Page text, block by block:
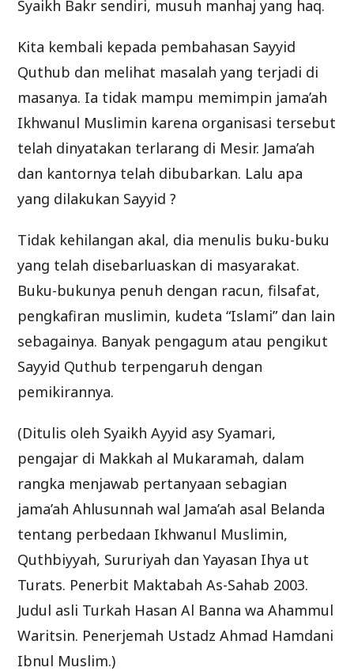
Syaikh Bakr sendiri, musuh manhaj yang haq.
Kita kembali kepada pembahasan Sayyid
Quthub dan melihat masalah yang terjadi di
masanya. Ia tidak mampu memimpin jama’ah
Ikhwanul Muslimin karena organisasi tersebut
telah dinyatakan terlarang di Mesir. Jama’ah
dan kantornya telah dibubarkan. Lalu apa
yang dilakukan Sayyid ?
Tidak kehilangan akal, dia menulis buku-buku
yang telah disebarluaskan di masyarakat.
Buku-bukunya penuh dengan racun, filsafat,
pengkafiran muslimin, kudeta “Islami” dan lain
sebagainya. Banyak pengagum atau pengikut
Sayyid Quthub terpengaruh dengan
pemikirannya.
(Ditulis oleh Syaikh Ayyid asy Syamari,
pengajar di Makkah al Mukaramah, dalam
rangka menjawab pertanyaan sebagian
jama’ah Ahlusunnah wal Jama’ah asal Belanda
tentang perbedaan Ikhwanul Muslimin,
Quthbiyyah, Sururiyah dan Yayasan Ihya ut
Turats. Penerbit Maktabah As-Sahab 2003.
Judul asli Turkah Hasan Al Banna wa Ahammul
Waritsin. Penerjemah Ustadz Ahmad Hamdani
Ibnul Muslim.)